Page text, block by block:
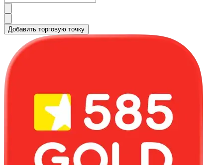
Добавить торговую точку